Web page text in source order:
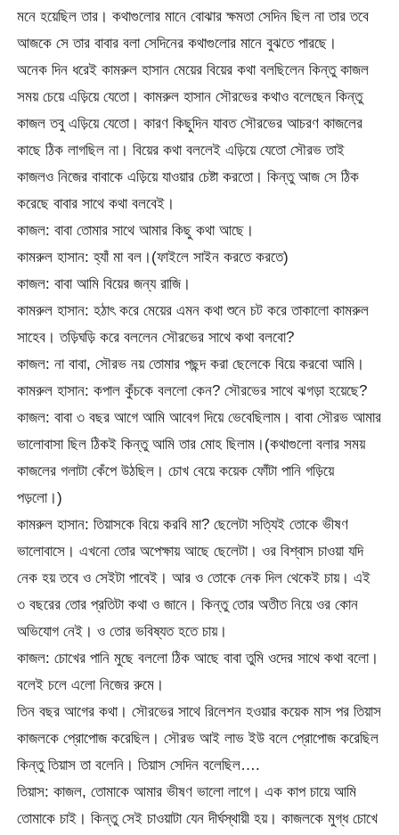
মনে হয়েছিল তার। কথাগুলোর মানে বোঝার ক্ষমতা সেদিন ছিল না তার তবে
আজকে সে তার বাবার বলা সেদিনের কথাগুলোর মানে বুঝতে পারছে।
অনেক দিন ধরেই কামরুল হাসান মেয়ের বিয়ের কথা বলছিলেন কিন্তু কাজল
সময় চেয়ে এড়িয়ে যেতো। কামরুল হাসান সৌরভের কথাও বলেছেন কিন্তু
কাজল তবু এড়িয়ে যেতো। কারণ কিছুদিন যাবত সৌরভের আচরণ কাজলের
কাছে ঠিক লাগছিল না। বিয়ের কথা বললেই এড়িয়ে যেতো সৌরভ তাই
কাজলও নিজের বাবাকে এড়িয়ে যাওয়ার চেষ্টা করতো। কিন্তু আজ সে ঠিক
করেছে বাবার সাথে কথা বলবেই।
কাজল: বাবা তোমার সাথে আমার কিছু কথা আছে।
কামরুল হাসান: হ্যাঁ মা বল।(ফাইলে সাইন করতে করতে)
কাজল: বাবা আমি বিয়ের জন্য রাজি।
কামরুল হাসান: হঠাৎ করে মেয়ের এমন কথা শুনে চট করে তাকালো কামরুল
সাহেব। তড়িঘড়ি করে বললেন সৌরভের সাথে কথা বলবো?
কাজল: না বাবা, সৌরভ নয় তোমার পছন্দ করা ছেলেকে বিয়ে করবো আমি।
কামরুল হাসান: কপাল কুঁচকে বললো কেন? সৌরভের সাথে ঝগড়া হয়েছে?
কাজল: বাবা ৩ বছর আগে আমি আবেগ দিয়ে ভেবেছিলাম। বাবা সৌরভ আমার
ভালোবাসা ছিল ঠিকই কিন্তু আমি তার মোহ ছিলাম।(কথাগুলো বলার সময়
কাজলের গলাটা কেঁপে উঠছিল। চোখ বেয়ে কয়েক ফোঁটা পানি গড়িয়ে
পড়লো।)
কামরুল হাসান: তিয়াসকে বিয়ে করবি মা? ছেলেটা সত্যিই তোকে ভীষণ
ভালোবাসে। এখনো তোর অপেক্ষায় আছে ছেলেটা। ওর বিশ্বাস চাওয়া যদি
নেক হয় তবে ও সেইটা পাবেই। আর ও তোকে নেক দিল থেকেই চায়। এই
৩ বছরের তোর প্রতিটা কথা ও জানে। কিন্তু তোর অতীত নিয়ে ওর কোন
অভিযোগ নেই। ও তোর ভবিষ্যত হতে চায়।
কাজল: চোখের পানি মুছে বললো ঠিক আছে বাবা তুমি ওদের সাথে কথা বলো।
বলেই চলে এলো নিজের রুমে।
তিন বছর আগের কথা। সৌরভের সাথে রিলেশন হওয়ার কয়েক মাস পর তিয়াস
কাজলকে প্রোপোজ করেছিল। সৌরভ আই লাভ ইউ বলে প্রোপোজ করেছিল
কিন্তু তিয়াস তা বলেনি। তিয়াস সেদিন বলেছিল….
তিয়াস: কাজল, তোমাকে আমার ভীষণ ভালো লাগে। এক কাপ চায়ে আমি
তোমাকে চাই। কিন্তু সেই চাওয়াটা যেন দীর্ঘস্থায়ী হয়। কাজলকে মুগ্ধ চোখে